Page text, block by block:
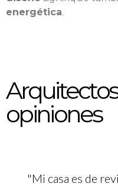
energética.
opiniones
"Mi casa es de